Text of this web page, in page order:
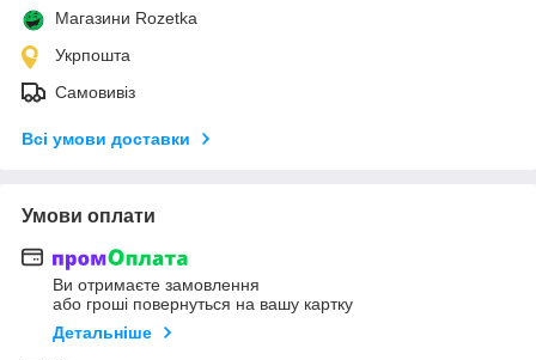
Магазини Rozetka
Укрпошта
Самовивіз
Всі умови доставки
Умови оплати
Ви отримаєте замовлення
або гроші повернуться на вашу картку
Детальніше